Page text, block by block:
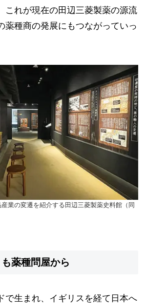
これが現在の田辺三菱製薬の源流
薬種商の発展にもつながっていっ
業の変遷を紹介する田辺三菱製薬史料館（同
も薬種問屋から
生まれ、イギリスを経て日本へ